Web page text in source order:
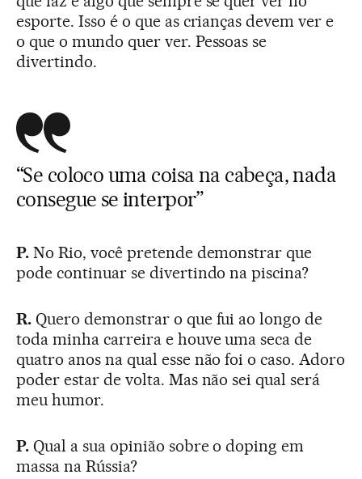
esporte. Isso é o que as crianças devem ver e
o que o mundo quer ver. Pessoas se
divertindo.
“Se coloco uma coisa na cabeça, nada
consegue se interpor”
P. No Rio, você pretende demonstrar que
pode continuar se divertindo na piscina?
R. Quero demonstrar o que fui ao longo de
toda minha carreira e houve uma seca de
quatro anos na qual esse não foi o caso. Adoro
poder estar de volta. Mas não sei qual será
meu humor.
P. Qual a sua opinião sobre o doping em
massa na Rússia?